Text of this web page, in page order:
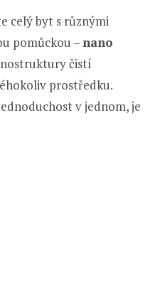
celý byt s různými
pomůckou – nano
čistí
prostředku.
v jednom, je